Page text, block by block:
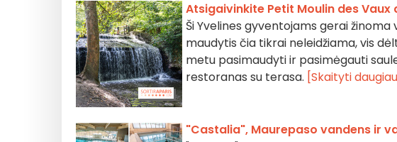
Atsigaivinkite Petit Moulin des Vaux
Ši Yvelines gyventojams gerai
maudytis čia tikrai neleidžiama, vis
metu pasimaudyti ir pasimėgauti
restoranas su terasa. [Skaityti
"Castalia", Maurepaso vandens ir